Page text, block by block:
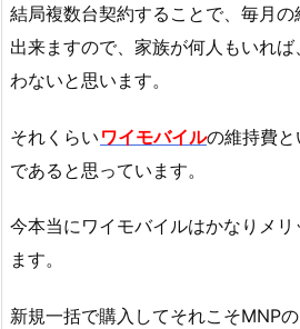
結局複数台契約することで、毎月
出来ますので、家族が何人もいれ
わないと思います。
それくらい ワイモバイルの維持費
であると思っています。
今本当にワイモバイルはかなりメ
ます。
新規一括で購入してそれこそMNP